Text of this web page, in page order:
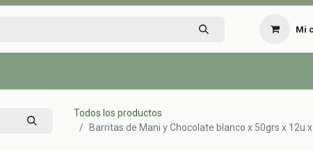
Mi
Todos los productos
Barritas de Mani y Chocolate blanco x 50grs x 12u